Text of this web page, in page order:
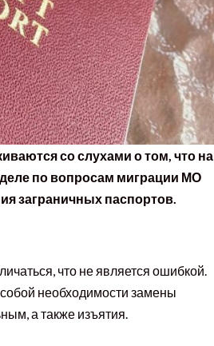
со слухами о том, что на
по вопросам миграции МО
заграничных паспортов.
что не является ошибкой.
необходимости замены
а также изъятия.